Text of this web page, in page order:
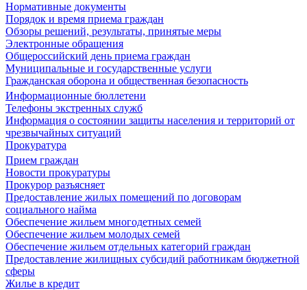
Нормативные документы
Порядок и время приема граждан
Обзоры решений, результаты, принятые меры
Электронные обращения
Общероссийский день приема граждан
Муниципальные и государственные услуги
Гражданская оборона и общественная безопасность
Информационные бюллетени
Телефоны экстренных служб
Информация о состоянии защиты населения и территорий от
чрезвычайных ситуаций
Прокуратура
Прием граждан
Новости прокуратуры
Прокурор разъясняет
Предоставление жилых помещений по договорам
социального найма
Обеспечение жильем многодетных семей
Обеспечение жильем молодых семей
Обеспечение жильем отдельных категорий граждан
Предоставление жилищных субсидий работникам бюджетной
сферы
Жилье в кредит